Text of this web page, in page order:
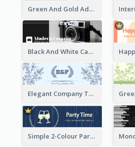
Green And Gold Adoption Promotion Header Design
Black And White Camera Twitter Header
Elegant Company Twitter Header In Blue Colour Tone
Simple 2-Colour Party Related Twitter Header